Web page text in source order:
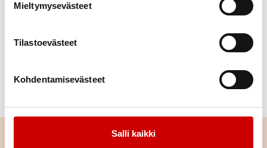
Mieltymysevästeet
Tilastoevästeet
Kohdentamisevästeet
Salli kaikki
ullasagulin@gmail.com
Juha Suikki
jusa.suikki@gmail.com